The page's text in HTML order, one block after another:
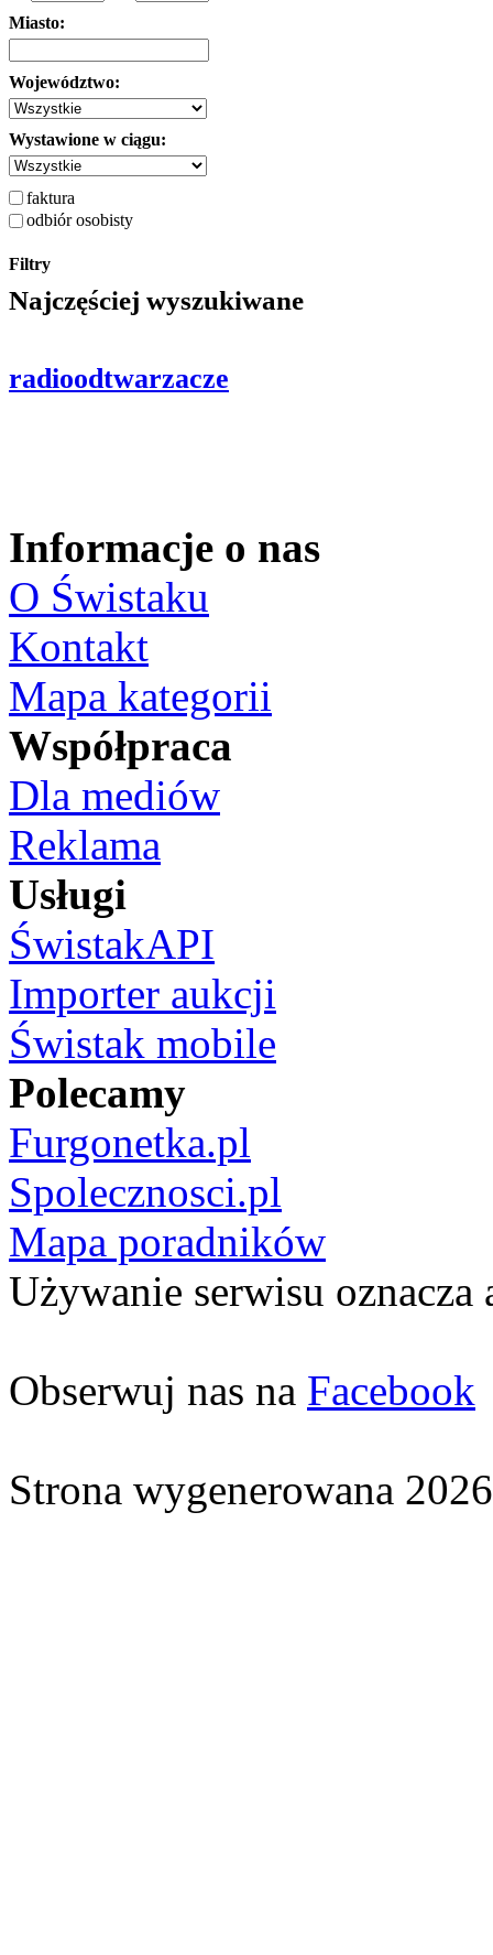
Miasto:
Województwo:
Wystawione w ciągu:
faktura
odbiór osobisty
Filtry
Najczęściej wyszukiwane
radioodtwarzacze
Informacje o nas
O Świstaku
Kontakt
Mapa kategorii
Współpraca
Dla mediów
Reklama
Usługi
ŚwistakAPI
Importer aukcji
Świstak mobile
Polecamy
Furgonetka.pl
Spolecznosci.pl
Mapa poradników
Używanie serwisu oznacza
Obserwuj nas na Facebook
Strona wygenerowana